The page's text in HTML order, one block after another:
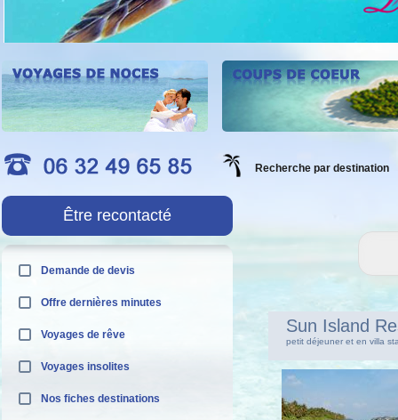
Recherche par destination
Être recontacté
Demande de devis
Offre dernières minutes
Voyages de rêve
Voyages insolites
Nos fiches destinations
Sun Island
petit déjeuner et en villa